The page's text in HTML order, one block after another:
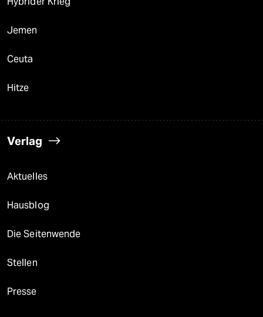
Jemen
Ceuta
Hitze
Verlag
Aktuelles
Hausblog
Die Seitenwende
Stellen
Presse